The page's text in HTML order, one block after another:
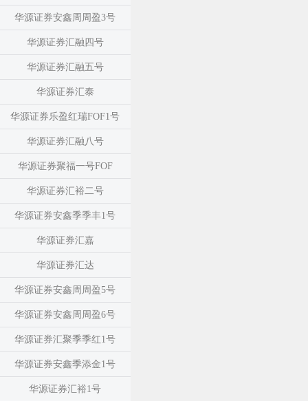
华源证券安鑫周周盈3号
华源证券汇融四号
华源证券汇融五号
华源证券汇泰
华源证券乐盈红瑞FOF1号
华源证券汇融八号
华源证券聚福一号FOF
华源证券汇裕二号
华源证券安鑫季季丰1号
华源证券汇嘉
华源证券汇达
华源证券安鑫周周盈5号
华源证券安鑫周周盈6号
华源证券汇聚季季红1号
华源证券安鑫季添金1号
华源证券汇裕1号